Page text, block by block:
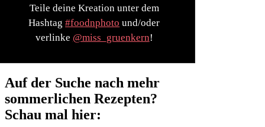
Teile deine Kreation unter dem
Hashtag#foodnphoto und/oder
verlinke @miss_gruenkern!
Auf der Suche nach mehr
sommerlichen Rezepten?
Schau mal hier: